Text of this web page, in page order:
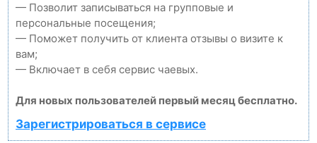
— Позволит записываться на групповые и
персональные посещения;
— Поможет получить от клиента отзывы о визите к
вам;
— Включает в себя сервис чаевых.
Для новых пользователей первый месяц бесплатно.
Зарегистрироваться в сервисе